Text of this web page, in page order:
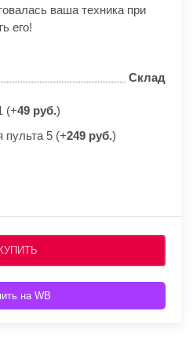
ваша техника при
его!
Склад
(+49 руб.)
5 (+249 руб.)
КУПИТЬ
на WB